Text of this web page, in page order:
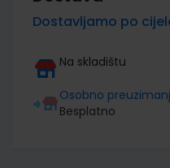
Dostavljamo po
Na skladištu
Osobno
Besplatno